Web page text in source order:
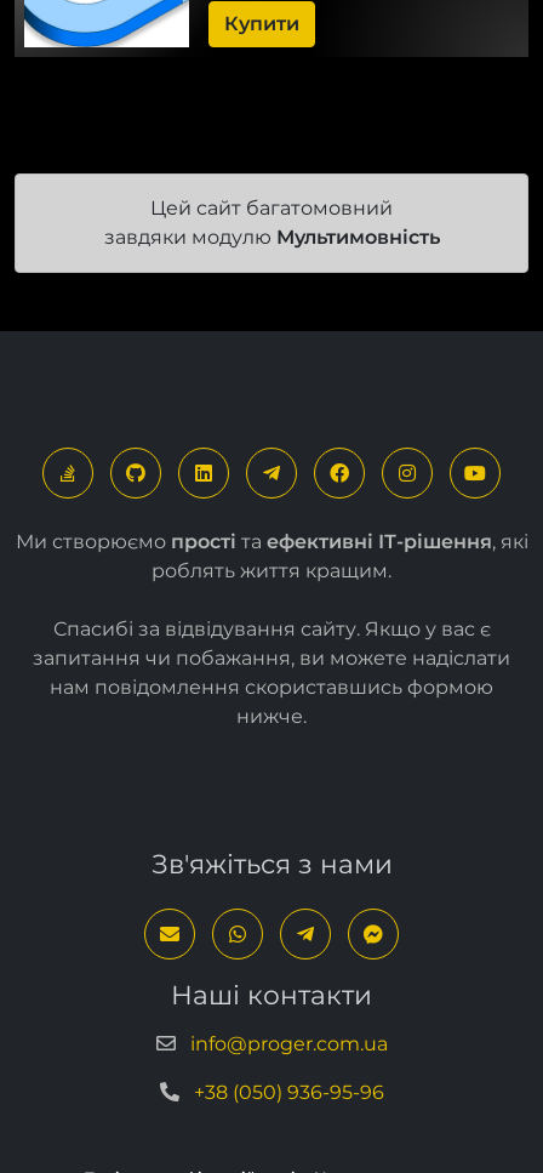
Купити
Цей сайт багатомовний
завдяки модулю Мультимовність
Ми створюємо прості та ефективні ІТ-рішення, які
роблять життя кращим.
Спасибі за відвідування сайту. Якщо у вас є
запитання чи побажання, ви можете надіслати
нам повідомлення скориставшись формою
нижче.
Зв'яжіться з нами
Наші контакти
info@proger.com.ua
+38 (050) 936-95-96